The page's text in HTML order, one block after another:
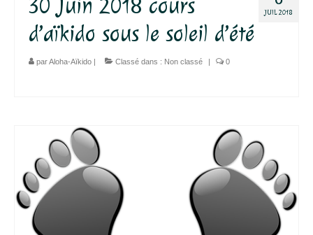
JUIL 2018
30 Juin 2018 cours
d’aïkido sous le soleil d’été
parAloha-Aïkido | Classé dans : Non classé | 0